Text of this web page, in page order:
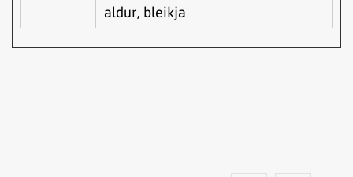
aldur, bleikja